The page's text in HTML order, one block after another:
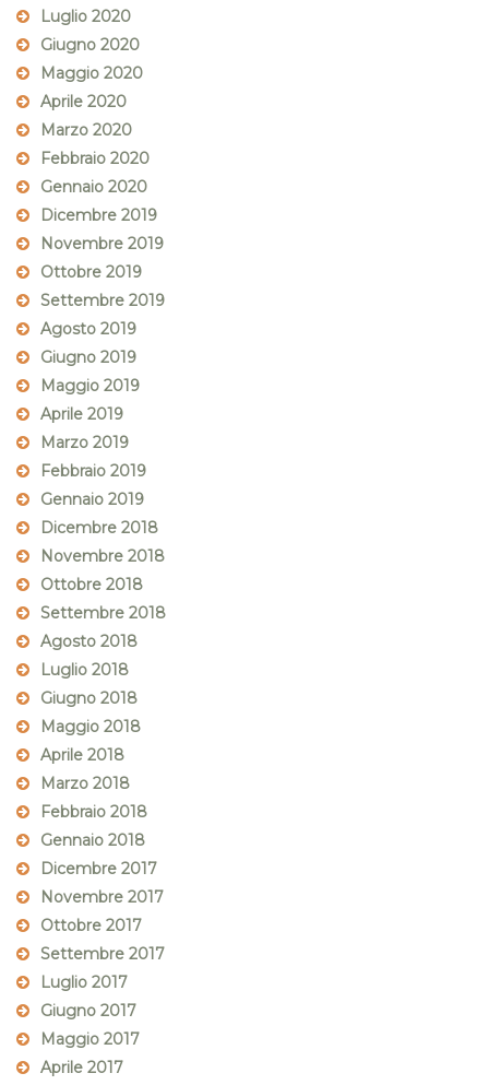
Luglio 2020
Giugno 2020
Maggio 2020
Aprile 2020
Marzo 2020
Febbraio 2020
Gennaio 2020
Dicembre 2019
Novembre 2019
Ottobre 2019
Settembre 2019
Agosto 2019
Giugno 2019
Maggio 2019
Aprile 2019
Marzo 2019
Febbraio 2019
Gennaio 2019
Dicembre 2018
Novembre 2018
Ottobre 2018
Settembre 2018
Agosto 2018
Luglio 2018
Giugno 2018
Maggio 2018
Aprile 2018
Marzo 2018
Febbraio 2018
Gennaio 2018
Dicembre 2017
Novembre 2017
Ottobre 2017
Settembre 2017
Luglio 2017
Giugno 2017
Maggio 2017
Aprile 2017